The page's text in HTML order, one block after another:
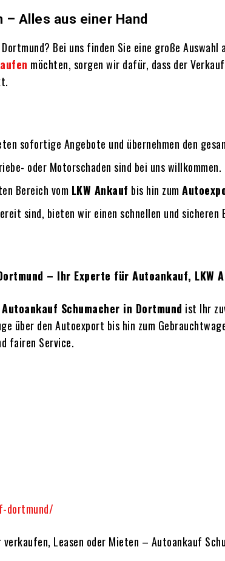
Alles aus einer Hand
Bei uns finden Sie eine große
möchten, sorgen wir dafür, dass der
sofortige Angebote und übernehmen den
oder Motorschaden sind bei uns willkommen.
Bereich vom LKW Ankauf bis hin zum
sind, bieten wir einen schnellen und sicheren
– Ihr Experte für Autoankauf, LKW
Autoankauf Schumacher in Dortmund ist Ihr
über den Autoexport bis hin zum
fairen Service.
dortmund/
Leasen oder Mieten – Autoankauf